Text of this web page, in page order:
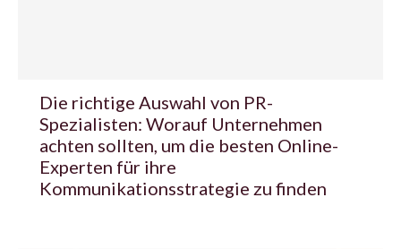
Die richtige Auswahl von PR-
Spezialisten: Worauf Unternehmen
achten sollten, um die besten Online-
Experten für ihre
Kommunikationsstrategie zu finden